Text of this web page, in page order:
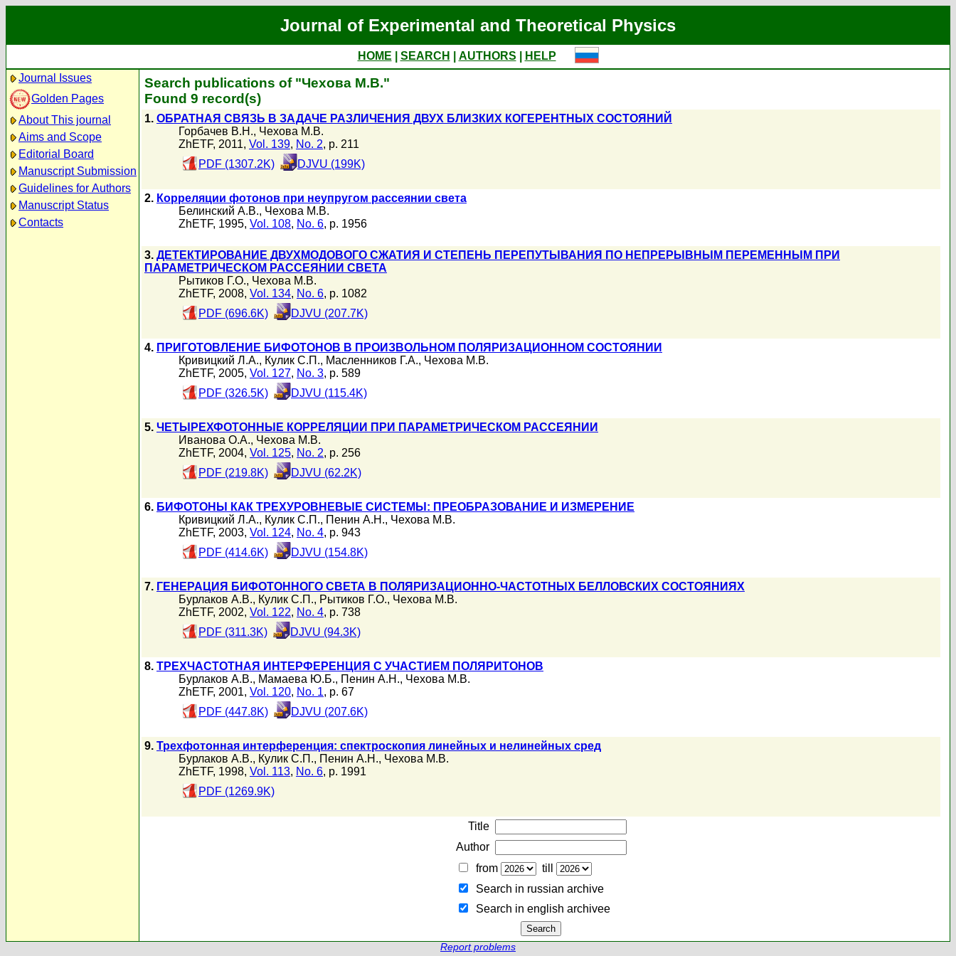
Journal of Experimental and Theoretical Physics
HOME SEARCH AUTHORS
HELP
Journal Issues
Golden Pages
About This journal
Aims and Scope
Editorial Board
Manuscript Submission
Guidelines for Authors
Manuscript Status
Contacts
Search publications of "Чехова М.В."
Found 9 record(s)
1. ОБРАТНАЯ СВЯЗЬ В ЗАДАЧЕ РАЗЛИЧЕНИЯ ДВУХ БЛИЗКИХ КОГЕРЕНТНЫХ СОСТОЯНИЙ
Горбачев В.Н., Чехова М.В.
ZhETF, 2011, Vol. 139, No. 2, p. 211
PDF (1307.2K)
DJVU (199K)
2. Корреляции фотонов при неупругом рассеянии света
Белинский А.В., Чехова М.В.
ZhETF, 1995, Vol. 108, No. 6, p. 1956
3. ДЕТЕКТИРОВАНИЕ ДВУХМОДОВОГО СЖАТИЯ И СТЕПЕНЬ ПЕРЕПУТЫВАНИЯ ПО НЕПРЕРЫВНЫМ ПЕРЕМЕННЫМ ПРИ
ПАРАМЕТРИЧЕСКОМ РАССЕЯНИИ СВЕТА
Рытиков Г.О., Чехова М.В.
ZhETF, 2008, Vol. 134, No. 6, p. 1082
PDF (696.6K)
DJVU (207.7K)
4. ПРИГОТОВЛЕНИЕ БИФОТОНОВ В ПРОИЗВОЛЬНОМ ПОЛЯРИЗАЦИОННОМ СОСТОЯНИИ
Кривицкий Л.А., Кулик С.П., Масленников Г.А., Чехова М.В.
ZhETF, 2005, Vol. 127, No. 3, p. 589
PDF (326.5K)
DJVU (115.4K)
5. ЧЕТЫРЕХФОТОННЫЕ КОРРЕЛЯЦИИ ПРИ ПАРАМЕТРИЧЕСКОМ РАССЕЯНИИ
Иванова О.А., Чехова М.В.
ZhETF, 2004, Vol. 125, No. 2, p. 256
PDF (219.8K)
DJVU (62.2K)
6. БИФОТОНЫ КАК ТРЕХУРОВНЕВЫЕ СИСТЕМЫ: ПРЕОБРАЗОВАНИЕ И ИЗМЕРЕНИЕ
Кривицкий Л.А., Кулик С.П., Пенин А.Н., Чехова М.В.
ZhETF, 2003, Vol. 124, No. 4, p. 943
PDF (414.6K)
DJVU (154.8K)
7. ГЕНЕРАЦИЯ БИФОТОННОГО СВЕТА В ПОЛЯРИЗАЦИОННО-ЧАСТОТНЫХ БЕЛЛОВСКИХ СОСТОЯНИЯХ
Бурлаков А.В., Кулик С.П., Рытиков Г.О., Чехова М.В.
ZhETF, 2002, Vol. 122, No. 4, p. 738
PDF (311.3K)
DJVU (94.3K)
8. ТРЕХЧАСТОТНАЯ ИНТЕРФЕРЕНЦИЯ С УЧАСТИЕМ ПОЛЯРИТОНОВ
Бурлаков А.В., Мамаева Ю.Б., Пенин А.Н., Чехова М.В.
ZhETF, 2001, Vol. 120, No. 1, p. 67
PDF (447.8K)
DJVU (207.6K)
9. Трехфотонная интерференция: спектроскопия линейных и нелинейных сред
Бурлаков А.В., Кулик С.П., Пенин А.Н., Чехова М.В.
ZhETF, 1998, Vol. 113, No. 6, p. 1991
PDF (1269.9K)
Title
Author
from
till
Search in russian archive
Search in english archiveе
Report problems